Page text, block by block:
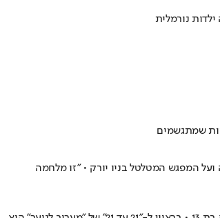
נורמלית
שמתגשמים
השנאה ועל המפגש המטלטל בניו יורק • "זו מלחמה